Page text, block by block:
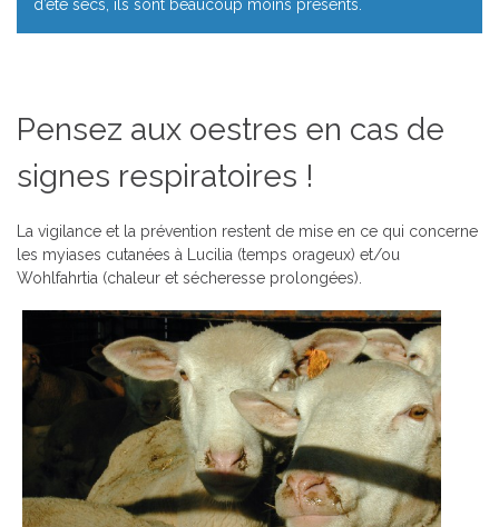
d’été secs, ils sont beaucoup moins présents.
Pensez aux oestres en cas de
signes respiratoires !
La vigilance et la prévention restent de mise en ce qui concerne
les myiases cutanées à Lucilia (temps orageux) et/ou
Wohlfahrtia (chaleur et sécheresse prolongées).